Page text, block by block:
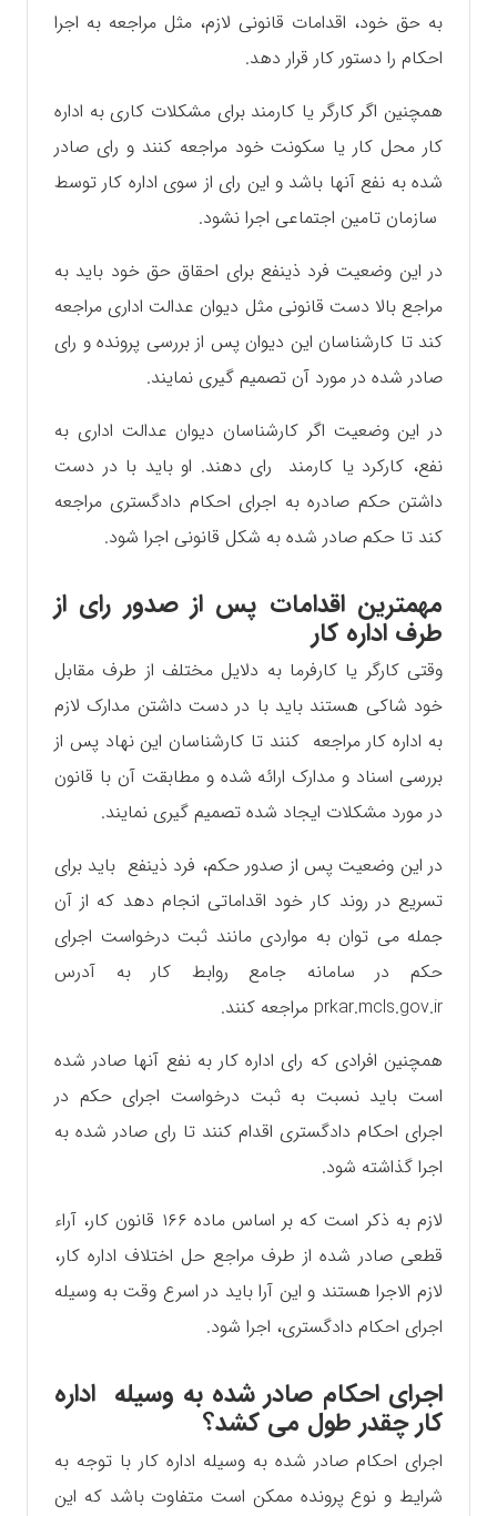
به حق خود، اقدامات قانونی لازم، مثل مراجعه به اجرا
احکام را دستور کار قرار دهد.
همچنین اگر کارگر یا کارمند برای مشکلات کاری به اداره
کار محل کار یا سکونت خود مراجعه کنند و رای صادر
شده به نفع آنها باشد و این رای از سوی اداره کار توسط
سازمان تامین اجتماعی اجرا نشود.
در این وضعیت فرد ذینفع برای احقاق حق خود باید به
مراجع بالا دست قانونی مثل دیوان عدالت اداری مراجعه
کند تا کارشناسان این دیوان پس از بررسی پرونده و رای
صادر شده در مورد آن تصمیم گیری نمایند.
در این وضعیت اگر کارشناسان دیوان عدالت اداری به
نفع، کارکرد یا کارمند رای دهند. او باید با در دست
داشتن حکم صادره به اجرای احکام دادگستری مراجعه
کند تا حکم صادر شده به شکل قانونی اجرا شود.
مهمترین اقدامات پس از صدور رای از
طرف اداره کار
وقتی کارگر یا کارفرما به دلایل مختلف از طرف مقابل
خود شاکی هستند باید با در دست داشتن مدارک لازم
به اداره کار مراجعه کنند تا کارشناسان این نهاد پس از
بررسی اسناد و مدارک ارائه شده و مطابقت آن با قانون
در مورد مشکلات ایجاد شده تصمیم گیری نمایند.
در این وضعیت پس از صدور حکم، فرد ذینفع باید برای
تسریع در روند کار خود اقداماتی انجام دهد که از آن
جمله می توان به مواردی مانند ثبت درخواست اجرای
حکم در سامانه جامع روابط کار به آدرس
prkar.mcls.gov.ir مراجعه کنند.
همچنین افرادی که رای اداره کار به نفع آنها صادر شده
است باید نسبت به ثبت درخواست اجرای حکم در
اجرای احکام دادگستری اقدام کنند تا رای صادر شده به
اجرا گذاشته شود.
لازم به ذکر است که بر اساس ماده ۱۶۶ قانون کار، آراء
قطعی صادر شده از طرف مراجع حل اختلاف اداره کار،
لازم الاجرا هستند و این آرا باید در اسرع وقت به وسیله
اجرای احکام دادگستری، اجرا شود.
اجرای احکام صادر شده به وسیله اداره
کار چقدر طول می کشد؟
اجرای احکام صادر شده به وسیله اداره کار با توجه به
شرایط و نوع پرونده ممکن است متفاوت باشد که این